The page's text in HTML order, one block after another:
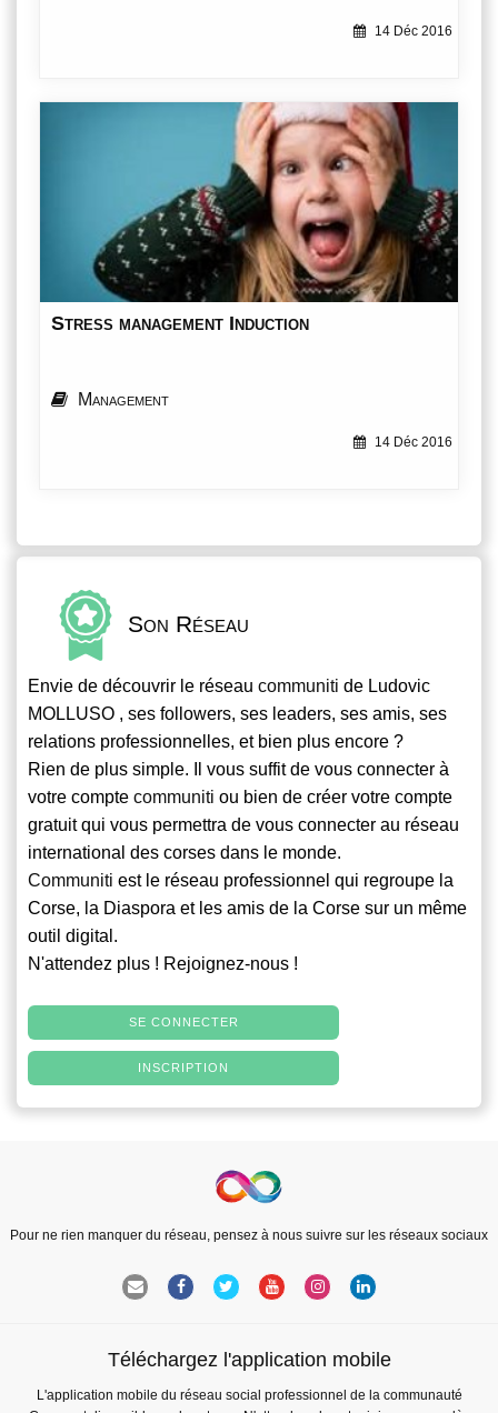
14 Déc 2016
Stress management Induction
Management
14 Déc 2016
Son Réseau
Envie de découvrir le réseau communiti de Ludovic
MOLLUSO , ses followers, ses leaders, ses amis, ses
relations professionnelles, et bien plus encore ?
Rien de plus simple. Il vous suffit de vous connecter à
votre compte communiti ou bien de créer votre compte
gratuit qui vous permettra de vous connecter au réseau
international des corses dans le monde.
Communiti est le réseau professionnel qui regroupe la
Corse, la Diaspora et les amis de la Corse sur un même
outil digital.
N'attendez plus ! Rejoignez-nous !
SE CONNECTER
INSCRIPTION
Pour ne rien manquer du réseau, pensez à nous suivre sur les réseaux sociaux
Téléchargez l'application mobile
L'application mobile du réseau social professionnel de la communauté